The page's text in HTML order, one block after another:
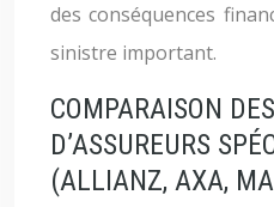
des conséquences
sinistre important.
COMPARAISON
D’ASSUREURS
(ALLIANZ, AXA,